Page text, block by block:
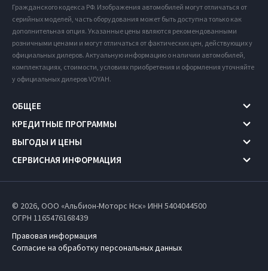
Гражданского кодекса РФ. Изображения автомобилей могут отличаться от
серийных моделей, часть оборудования может быть доступна только как
дополнительная опция. Указанные цены являются рекомендованными
розничными ценами и могут отличаться от фактических цен, действующих у
официальных дилеров. Актуальную информацию о наличии автомобилей,
комплектациях, стоимости, условиях приобретения и оформления уточняйте
у официальных дилеров VOYAH.
ОБЩЕЕ
КРЕДИТНЫЕ ПРОГРАММЫ
ВЫГОДЫ И ЦЕНЫ
СЕРВИСНАЯ ИНФОРМАЦИЯ
© 2026, ООО «Альбион-Моторс Нск» ИНН 5404044500
ОГРН 1165476168439
Правовая информация
Согласие на обработку персональных данных